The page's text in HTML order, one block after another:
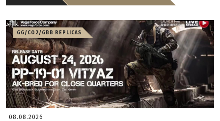
GG/CO2/GBB REPLICAS
08.08.2026